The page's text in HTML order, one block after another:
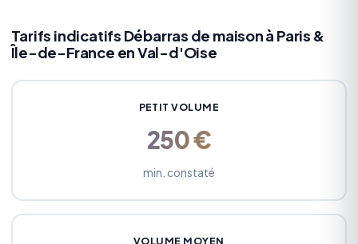
Tarifs indicatifs Débarras de maison à Paris &
Île-de-France en Val-d'Oise
PETIT VOLUME
250 €
min. constaté
VOLUME MOYEN